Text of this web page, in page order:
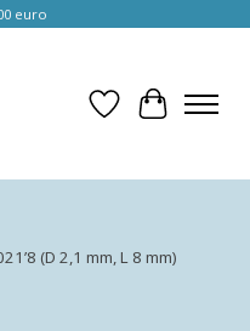
euro
Verlanglijst
(D 2,1 mm, L 8 mm)